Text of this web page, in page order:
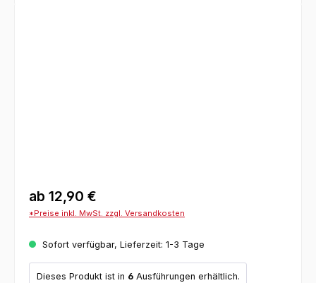
ab 12,90 €
*Preise inkl. MwSt. zzgl. Versandkosten
Sofort verfügbar, Lieferzeit: 1-3 Tage
Dieses Produkt ist in 6Ausführungen erhältlich.